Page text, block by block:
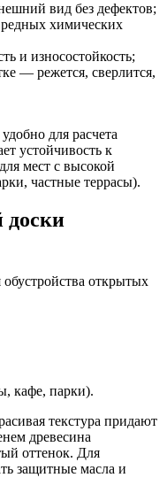
вид без дефектов;
химических
и износостойкость;
— режется, сверлится,
для расчета
устойчивость к
мест с высокой
частные террасы).
доски
открытых
кафе, парки).
текстура придают
древесина
оттенок. Для
защитные масла и